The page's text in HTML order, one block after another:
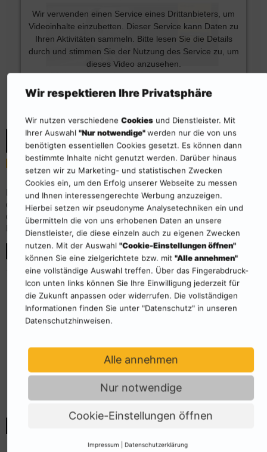
Wir verwenden einen Service eines Drittanbieters, um
Videoinhalte einzubetten. Dieser Service kann Daten zu
Ihren Aktivitäten sammeln. Bitte lesen Sie die Details
durch und stimmen Sie der Nutzung des Service zu, um
dieses Video anzusehen.
Mehr Informationen Akzeptieren
Powered byUsercentrics Consent Management
Platform
Energieportal Erklärvideos
Dieses Video zeigt Ihnen Step by Step, wie Sie einen Kunden und
dessen Energietechnik neu anlegen. Damit kennen Sie schon einen
der wichtigsten Schritte für die erfolgreiche Nutzung des
Energieportals.
Wir benötigen Ihre Zustimmung, um
den Youtube-Service zu laden!
Wir verwenden einen Service eines Drittanbieters, um
Videoinhalte einzubetten. Dieser Service kann Daten zu
Ihren Aktivitäten sammeln. Bitte lesen Sie die Details
dieses Video anzusehen.
Mehr Informationen Akzeptieren
Powered byUsercentrics Consent Management
Platform
Wir respektieren Ihre Privatsphäre
Wir nutzen verschiedene Cookiesund Dienstleister. Mit
Ihrer Auswahl "Nur notwendige"werden nur die von uns
benötigten essentiellen Cookies gesetzt. Es können dann
bestimmte Inhalte nicht genutzt werden. Darüber hinaus
setzen wir zu Marketing- und statistischen Zwecken
Cookies ein, um den Erfolg unserer Webseite zu messen
und Ihnen interessengerechte Werbung anzuzeigen.
Hierbei setzen wir pseudonyme Analysetechniken ein und
übermitteln die von uns erhobenen Daten an unsere
Dienstleister, die diese einzeln auch zu eigenen Zwecken
nutzen. Mit der Auswahl "Cookie-Einstellungen öffnen"
können Sie eine zielgerichtete bzw. mit "Alle annehmen"
eine vollständige Auswahl treffen. Über das Fingerabdruck-
Icon unten links können Sie Ihre Einwilligung jederzeit für
die Zukunft anpassen oder widerrufen. Die vollständigen
Informationen finden Sie unter "Datenschutz" in unseren
Datenschutzhinweisen.
Alle annehmen
Nur notwendige
Cookie-Einstellungen öffnen
Impressum Datenschutzerklärung